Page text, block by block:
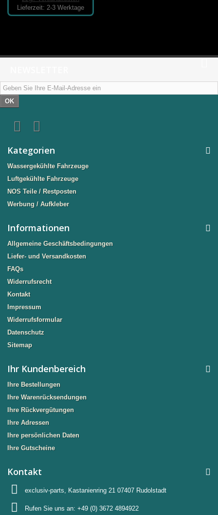
Lieferzeit: 2-3 Werktage
OK
Kategorien
Wassergekühlte Fahrzeuge
Luftgekühlte Fahrzeuge
NOS Teile / Restposten
Werbung / Aufkleber
Informationen
Allgemeine Geschäftsbedingungen
Liefer- und Versandkosten
FAQs
Widerrufsrecht
Kontakt
Impressum
Widerrufsformular
Datenschutz
Sitemap
Ihr Kundenbereich
Ihre Bestellungen
Ihre Warenrücksendungen
Ihre Rückvergütungen
Ihre Adressen
Ihre persönlichen Daten
Ihre Gutscheine
Kontakt
exclusiv-parts, Kastanienring 21 07407 Rudolstadt
Rufen Sie uns an: +49 (0) 3672 4894922